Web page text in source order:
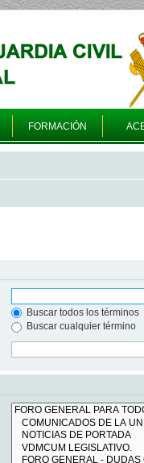
FORMACIÓN
Buscar todos los términos
Buscar cualquier término